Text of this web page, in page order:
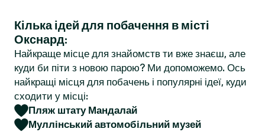
r
Кілька ідей для побачення в місті
Окснард:
Найкраще місце для знайомств ти вже знаєш, але
куди би піти з новою парою? Ми допоможемо. Ось
найкращі місця для побачень і популярні ідеї, куди
сходити у місці:
Пляж штату Мандалай
Муллінський автомобільний музей